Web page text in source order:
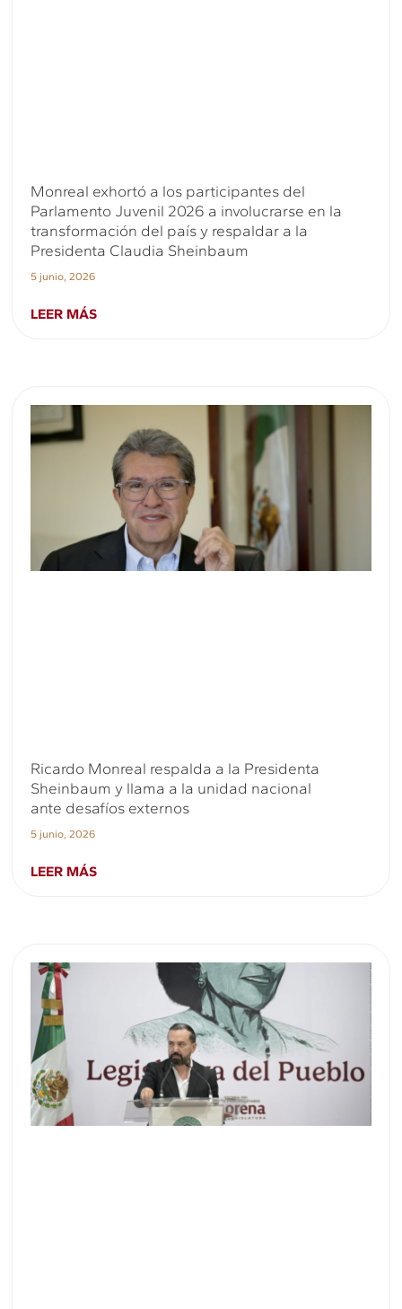
Monreal exhortó a los participantes del
Parlamento Juvenil 2026 a involucrarse en la
transformación del país y respaldar a la
Presidenta Claudia Sheinbaum
5 junio, 2026
LEER MÁS
Ricardo Monreal respalda a la Presidenta
Sheinbaum y llama a la unidad nacional
ante desafíos externos
5 junio, 2026
LEER MÁS